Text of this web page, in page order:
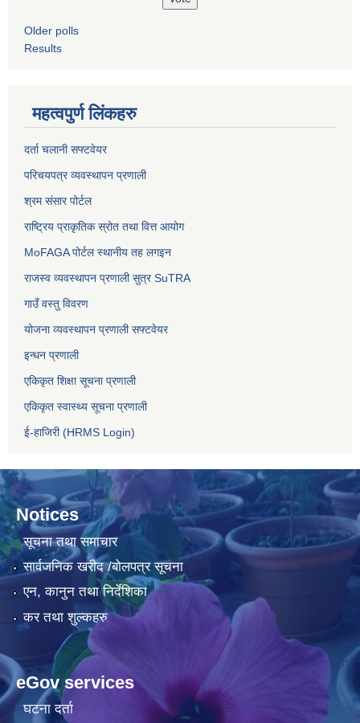
Older polls
Results
महत्वपुर्ण लिंकहरु
दर्ता चलानी सफ्टवेयर
परिचयपत्र व्यवस्थापन प्रणाली
श्रम संसार पोर्टल
राष्ट्रिय प्राकृतिक स्रोत तथा वित्त आयोग
MoFAGA पोर्टल स्थानीय तह लगइन
राजस्व व्यवस्थापन प्रणाली सुत्र SuTRA
गाउँ वस्तु विवरण
योजना व्यवस्थापन प्रणाली सफ्टवेयर
इन्धन प्रणाली
एकिकृत शिक्षा सूचना प्रणाली
एकिकृत स्वास्थ्य सूचना प्रणाली
ई-हाजिरी (HRMS Login)
Notices
सूचना तथा समाचार
सार्वजनिक खरीद /बोलपत्र सूचना
एन, कानुन तथा निर्देशिका
कर तथा शुल्कहरु
eGov services
घटना दर्ता